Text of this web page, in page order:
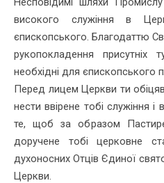
високого служіння в
єпископського. Благодаттю
рукопокладення присутніх
необхідні для єпископського
Перед лицем Церкви ти
нести ввірене тобі служіння
те, щоб за образом
доручене тобі церковне
духоносних Отців Єдиної
Церкви.